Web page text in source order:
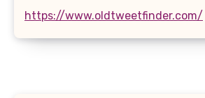
https://www.oldtweetfinder.com/